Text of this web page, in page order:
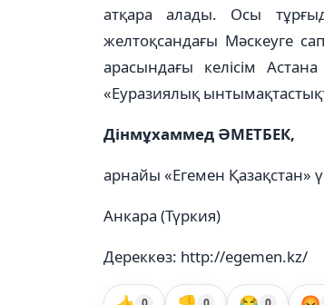
атқара алады. Осы
желтоқсандағы Мәскеуге
арасындағы келі­сім
«Еуразиялық
Дінмұхаммед ӘМЕТБЕК,
арнайы «Егемен Қазақстан»
Анкара (Түркия)
Дереккөз: http://egemen.kz/